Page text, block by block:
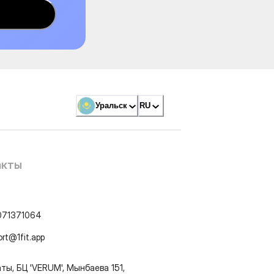
Уральск RU
БЦ 'VERUM', Мынбаева 151,